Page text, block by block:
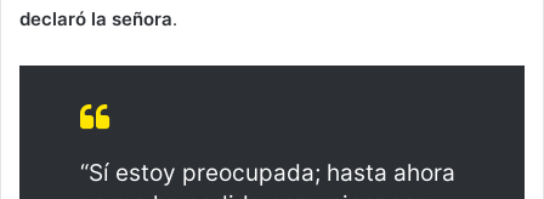
declaró la señora.
“Sí estoy preocupada; hasta ahora